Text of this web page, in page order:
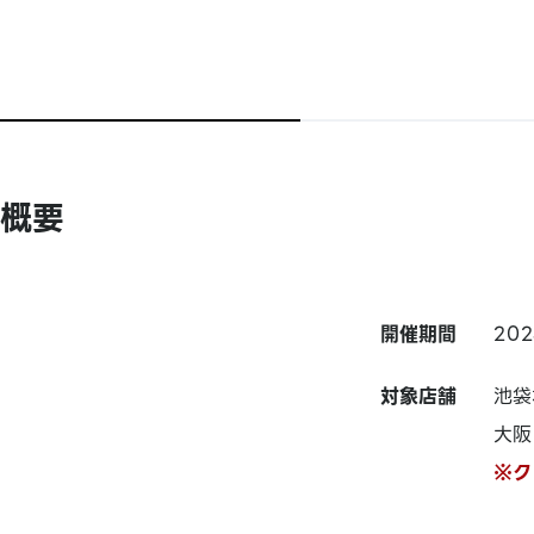
概要
開催期間
対象店舗
池
大
※ク